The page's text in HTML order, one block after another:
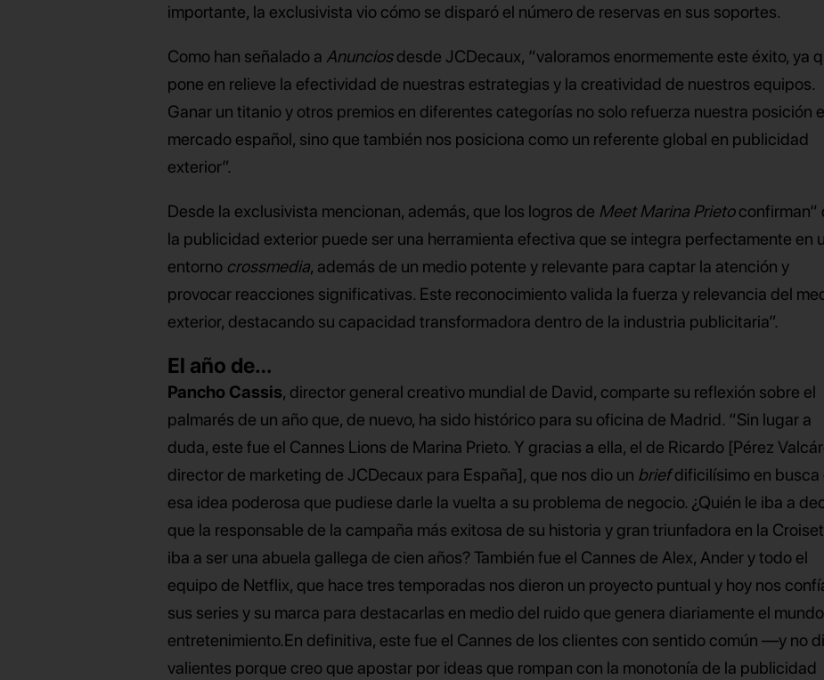
importante, la exclusivista vio cómo se disparó el número de reservas en sus soportes.
Como han señalado a Anunciosdesde JCDecaux, “valoramos enormemente este éxito, ya
pone en relieve la efectividad de nuestras estrategias y la creatividad de nuestros equipos.
Ganar un titanio y otros premios en diferentes categorías no solo refuerza nuestra posición
mercado español, sino que también nos posiciona como un referente global en publicidad
exterior”.
Desde la exclusivista mencionan, además, que los logros de Meet Marina Prietoconfirman“
la publicidad exterior puede ser una herramienta efectiva que se integra perfectamente en
entorno crossmedia, además de un medio potente y relevante para captar la atención y
provocar reacciones significativas. Este reconocimiento valida la fuerza y relevancia del
exterior, destacando su capacidad transformadora dentro de la industria publicitaria”.
El año de…
Pancho Cassis, director general creativo mundial de David, comparte su reflexión sobre el
palmarés de un año que, de nuevo, ha sido histórico para su oficina de Madrid. “Sin lugar a
duda, este fue el Cannes Lions de Marina Prieto. Y gracias a ella, el de Ricardo [Pérez
director de marketing de JCDecaux para España], que nos dio un briefdificilísimo en busca
esa idea poderosa que pudiese darle la vuelta a su problema de negocio. ¿Quién le iba a
que la responsable de la campaña más exitosa de su historia y gran triunfadora en la
iba a ser una abuela gallega de cien años? También fue el Cannes de Alex, Ander y todo el
equipo de Netflix, que hace tres temporadas nos dieron un proyecto puntual y hoy nos
sus series y su marca para destacarlas en medio del ruido que genera diariamente el
entretenimiento.En definitiva, este fue el Cannes de los clientes con sentido común —y no
valientes porque creo que apostar por ideas que rompan con la monotonía de la publicidad